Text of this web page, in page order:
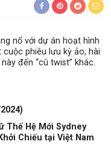
nổ với dự án hoạt hình
cuộc phiêu lưu kỳ ảo, hài
đến “cú twist” khác.
Thế Hệ Mới Sydney
Chiếu tại Việt Nam